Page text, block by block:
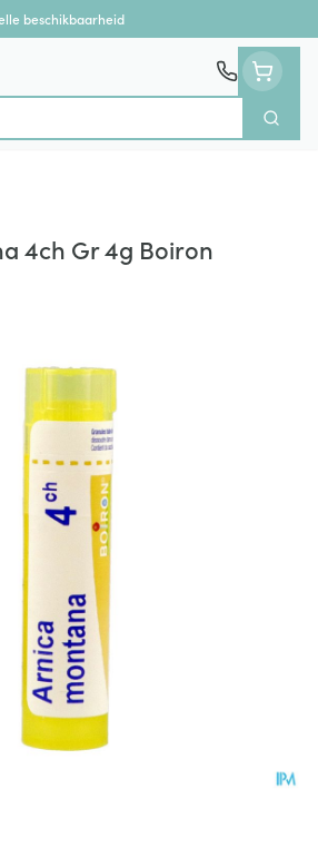
beschikbaarheid
Zoek
4ch Gr 4g Boiron